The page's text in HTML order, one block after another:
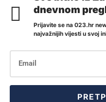
dnevnom
Prijavite se na 023.hr
najvažnijih vijesti u svoj